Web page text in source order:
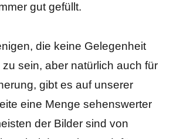
gut gefüllt.
die keine Gelegenheit
sein, aber natürlich auch für
gibt es auf unserer
eine Menge sehenswerter
der Bilder sind von